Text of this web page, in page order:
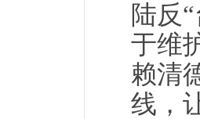
陆反
于维
赖清
线，